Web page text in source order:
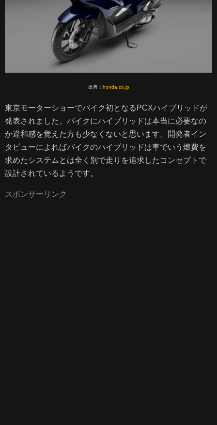
出典： honda.co.jp
東京モーターショーでバイク初となるPCXハイブリッドが
発表されました。バイクにハイブリッドは本当に必要なの
か違和感を覚えた方も少なくないと思います。開発者イン
タビューによればバイクのハイブリッドは車でいう燃費を
求めたシステムとは全く別で走りを追求したコンセプトで
設計されているようです。
スポンサーリンク
サイトマップ
プライバシーポリシー